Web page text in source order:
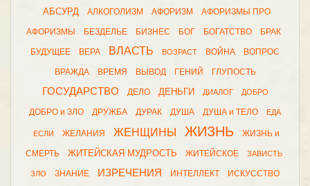
АБСУРД АЛКОГОЛИЗМ АФОРИЗМ АФОРИЗМЫ ПРО
АФОРИЗМЫ БЕЗДЕЛЬЕ БИЗНЕС БОГ БОГАТСТВО БРАК
БУДУЩЕЕ ВЕРА ВЛАСТЬ ВОЗРАСТ ВОЙНА ВОПРОС
ВРАЖДА ВРЕМЯ ВЫВОД ГЕНИЙ ГЛУПОСТЬ
ГОСУДАРСТВО ДЕЛО ДЕНЬГИ ДИАЛОГ ДОБРО
ДОБРО и ЗЛО ДРУЖБА ДУРАК ДУША ДУША и ТЕЛО ЕДА
ЕСЛИ ЖЕЛАНИЯ ЖЕНЩИНЫ ЖИЗНЬ ЖИЗНЬ и
СМЕРТЬ ЖИТЕЙСКАЯ МУДРОСТЬ ЖИТЕЙСКОЕ ЗАВИСТЬ
ЗЛО ЗНАНИЕ ИЗРЕЧЕНИЯ ИНТЕЛЛЕКТ ИСКУССТВО